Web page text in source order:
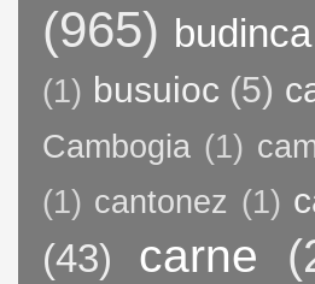
(965) budinca
(1) busuioc (5)
Cambogia (1)
(1) cantonez (1)
(43)
carne